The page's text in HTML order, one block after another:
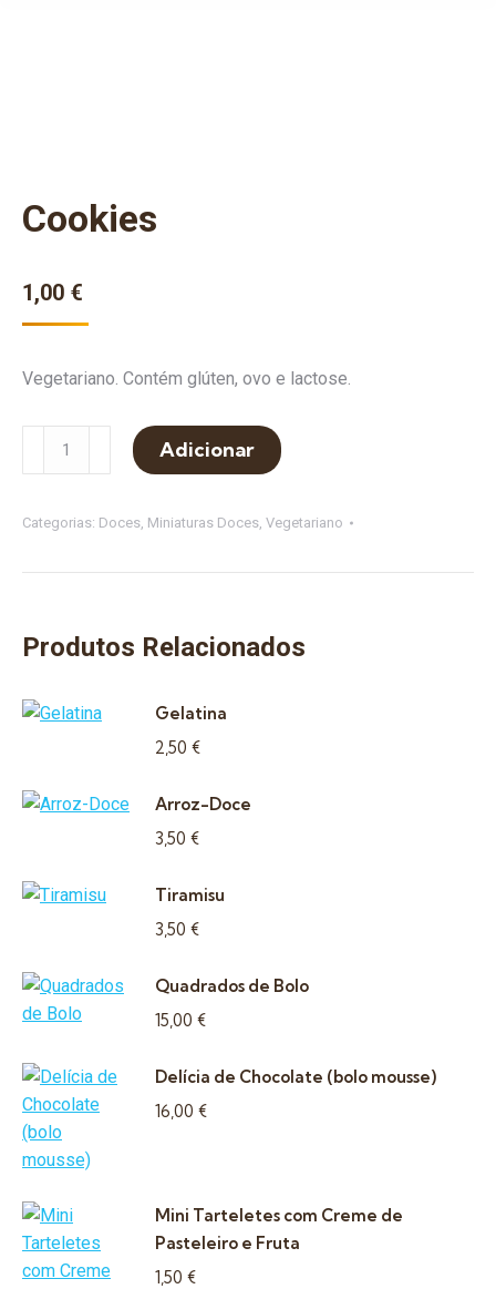
Cookies
1,00 €
Vegetariano. Contém glúten, ovo e lactose.
Quantidade
Adicionar
Categorias: Doces, Miniaturas Doces, Vegetariano
Produtos Relacionados
Gelatina
2,50 €
Arroz-Doce
3,50 €
Tiramisu
3,50 €
Quadrados de Bolo
15,00 €
Delícia de Chocolate (bolo mousse)
16,00 €
Mini Tarteletes com Creme de
Pasteleiro e Fruta
1,50 €